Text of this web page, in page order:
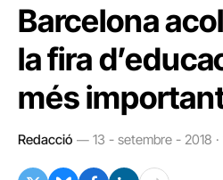
Barcelona
la fira
més
Redacció 13 - setembre - 2018 ·